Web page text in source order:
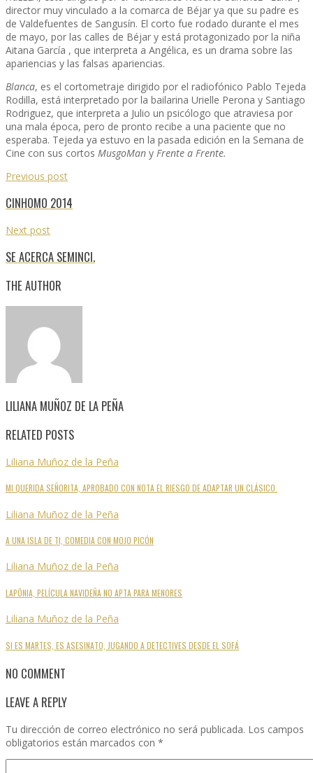
director muy vinculado a la comarca de Béjar ya que su padre es
de Valdefuentes de Sangusín. El corto fue rodado durante el mes
de mayo, por las calles de Béjar y está protagonizado por la niña
Aitana García , que interpreta a Angélica, es un drama sobre las
apariencias y las falsas apariencias.
Blanca, es el cortometraje dirigido por el radiofónico Pablo Tejeda
Rodilla, está interpretado por la bailarina Urielle Perona y Santiago
Rodriguez, que interpreta a Julio un psicólogo que atraviesa por
una mala época, pero de pronto recibe a una paciente que no
esperaba. Tejeda ya estuvo en la pasada edición en la Semana de
Cine con sus cortos MusgoMan y Frente a Frente.
Previous post
CINHOMO 2014
Next post
SE ACERCA SEMINCI.
THE AUTHOR
LILIANA MUÑOZ DE LA PEÑA
RELATED POSTS
Liliana Muñoz de la Peña
MI QUERIDA SEÑORITA, APROBADO CON NOTA EL RIESGO DE ADAPTAR UN CLÁSICO.
Liliana Muñoz de la Peña
A UNA ISLA DE TI, COMEDIA CON MOJO PICÓN
Liliana Muñoz de la Peña
LAPÖNIA, PELÍCULA NAVIDEÑA NO APTA PARA MENORES
Liliana Muñoz de la Peña
SI ES MARTES, ES ASESINATO, JUGANDO A DETECTIVES DESDE EL SOFÁ
NO COMMENT
LEAVE A REPLY
Tu dirección de correo electrónico no será publicada. Los campos
obligatorios están marcados con *